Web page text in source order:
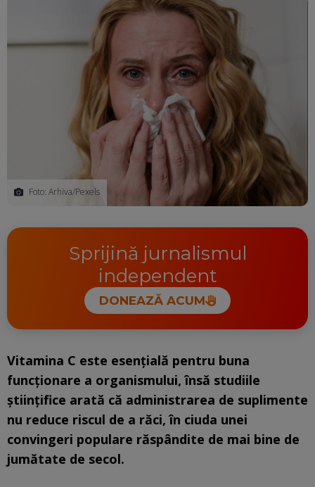
Foto: Arhiva/Pexels
Sprijină jurnalismul
independent
DONEAZĂ ACUM
Vitamina C este esențială pentru buna
funcționare a organismului, însă studiile
științifice arată că administrarea de suplimente
nu reduce riscul de a răci, în ciuda unei
convingeri populare răspândite de mai bine de
jumătate de secol.